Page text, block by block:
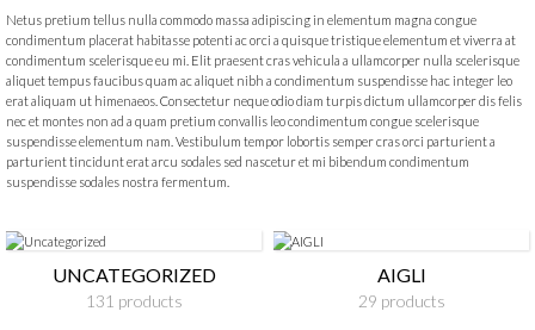
Netus pretium tellus nulla commodo massa adipiscing in elementum magna congue
condimentum placerat habitasse potenti ac orci a quisque tristique elementum et viverra at
condimentum scelerisque eu mi. Elit praesent cras vehicula a ullamcorper nulla scelerisque
aliquet tempus faucibus quam ac aliquet nibh a condimentum suspendisse hac integer leo
erat aliquam ut himenaeos. Consectetur neque odio diam turpis dictum ullamcorper dis felis
nec et montes non ad a quam pretium convallis leo condimentum congue scelerisque
suspendisse elementum nam. Vestibulum tempor lobortis semper cras orci parturient a
parturient tincidunt erat arcu sodales sed nascetur et mi bibendum condimentum
suspendisse sodales nostra fermentum.
UNCATEGORIZED
131 products
AIGLI
29 products